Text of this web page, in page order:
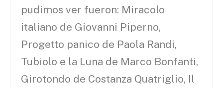
pudimos ver fueron: Miracolo
italiano de Giovanni Piperno,
Progetto panico de Paola Randi,
Tubiolo e la Luna de Marco Bonfanti,
Girotondo de Costanza Quatriglio, Il